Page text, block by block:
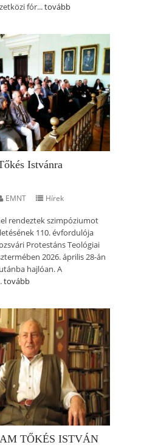
fór...tovább
Istvánra
EMNT Hírek
rendeztek szimpóziumot
110. évfordulója
Protestáns Teológiai
2026. április 28-án
hajlóan. A
tovább
TŐKÉS ISTVÁN